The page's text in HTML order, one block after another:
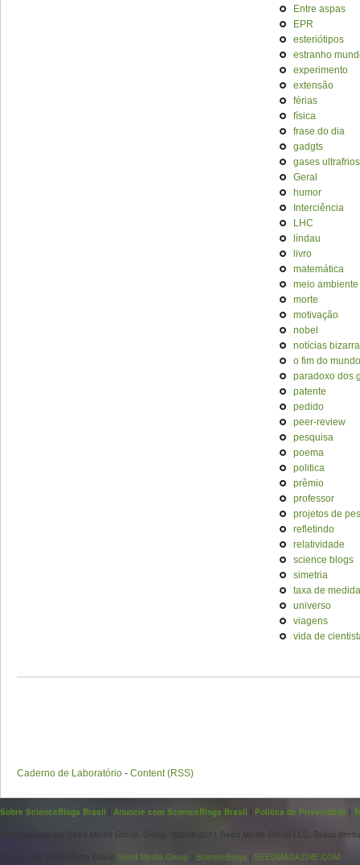
Entre aspas
EPR
esteriótipos
estranho
experimento
extensão
férias
física
frase do dia
gadgts
gases ultrafrios
Geral
humor
Interciência
LHC
lindau
livro
matemática
meio ambiente
morte
motivação
nobel
notícias
o fim do mundo
paradoxo dos
patente
pedido
peer-review
pesquisa
poema
politica
prêmio
professor
projetos de
refletindo
relatividade
science blogs
simetria
taxa de medida
universo
viagens
vida de
Caderno de Laboratório - Content (RSS)
Sobre ScienceBlogs Brasil Anuncie com ScienceBlogs Brasil Política de Privacidade |
ScienceBlogs por Seed Media Group. Group. ©2006-2011 Seed Media Group LLC. Todos
Páginas da Seed Media Group Seed Media Group ScienceBlogs SEEDMAGAZINE.COM